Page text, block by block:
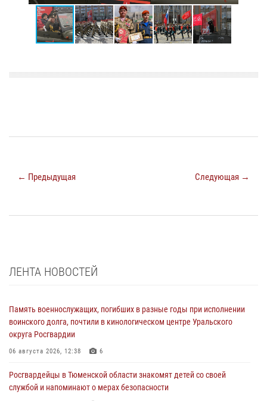
← Предыдущая Следующая →
ЛЕНТА НОВОСТЕЙ
Память военнослужащих, погибших в разные годы при исполнении
воинского долга, почтили в кинологическом центре Уральского
округа Росгвардии
06 августа 2026, 12:38 6
Росгвардейцы в Тюменской области знакомят детей со своей
службой и напоминают о мерах безопасности